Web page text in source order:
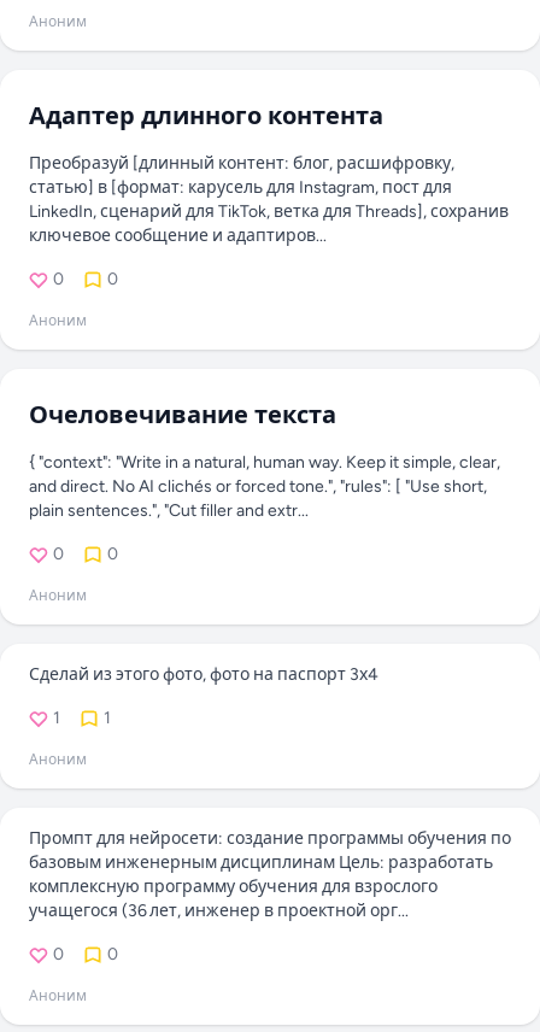
Аноним
Адаптер длинного контента
Преобразуй [длинный контент: блог, расшифровку,
статью] в [формат: карусель для Instagram, пост для
LinkedIn, сценарий для TikTok, ветка для Threads], сохранив
ключевое сообщение и адаптиров...
0 0
Аноним
Очеловечивание текста
{ "context": "Write in a natural, human way. Keep it simple, clear,
and direct. No AI clichés or forced tone.", "rules": [ "Use short,
plain sentences.", "Cut filler and extr...
0 0
Аноним
Сделай из этого фото, фото на паспорт 3х4
1 1
Аноним
Промпт для нейросети: создание программы обучения по
базовым инженерным дисциплинам Цель: разработать
комплексную программу обучения для взрослого
учащегося (36 лет, инженер в проектной орг...
0 0
Аноним